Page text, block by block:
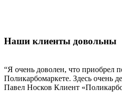
Наши клиенты довольны
“Я очень доволен, что приобрел
Поликарбомаркете. Здесь очень
Павел Носков Клиент